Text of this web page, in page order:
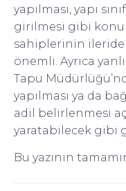
yapılması, yapı
girilmesi gibi
sahiplerinin ileride
önemli. Ayrıca
Tapu
yapılması ya da
adil belirlenmesi
yaratabilecek gibi
Bu yazının